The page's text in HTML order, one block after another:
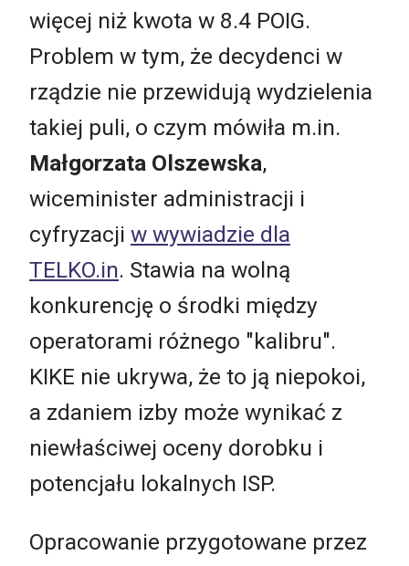
więcej niż kwota w 8.4 POIG.
Problem w tym, że decydenci w
rządzie nie przewidują wydzielenia
takiej puli, o czym mówiła m.in.
Małgorzata Olszewska,
wiceminister administracji i
cyfryzacji w wywiadzie dla
TELKO.in. Stawia na wolną
konkurencję o środki między
operatorami różnego "kalibru".
KIKE nie ukrywa, że to ją niepokoi,
a zdaniem izby może wynikać z
niewłaściwej oceny dorobku i
potencjału lokalnych ISP.
Opracowanie przygotowane przez